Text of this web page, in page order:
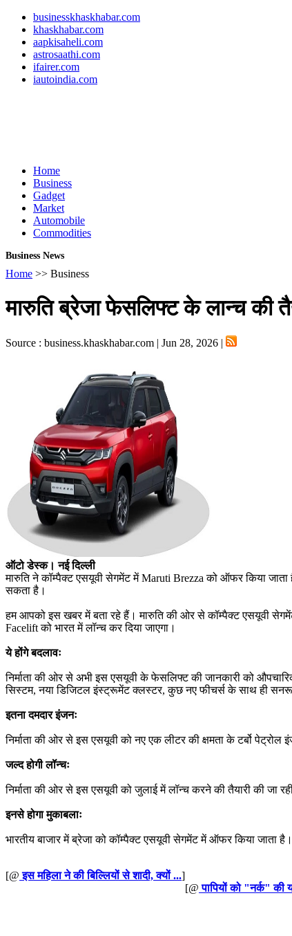
businesskhaskhabar.com
khaskhabar.com
aapkisaheli.com
astrosaathi.com
ifairer.com
iautoindia.com
Home
Business
Gadget
Market
Automobile
Commodities
Business News
Home >> Business
मारुति ब्रेजा फेसलिफ्ट के लान्च की
Source : business.khaskhabar.com | Jun 28, 2026 |
ऑटो डेस्क। नई दिल्ली
मारुति ने कॉम्पैक्ट एसयूवी सेगमेंट में Maruti Brezza को ऑफर किया
सकता है।
हम आपको इस खबर में बता रहे हैं। मारुति की ओर से कॉम्पैक्ट एसयूवी
Facelift को भारत में लॉन्च कर दिया जाएगा।
ये होंगे बदलावः
निर्माता की ओर से अभी इस एसयूवी के फेसलिफ्ट की जानकारी को
सिस्टम, नया डिजिटल इंस्ट्रूमेंट क्लस्टर, कुछ नए फीचर्स के साथ ही
इतना दमदार इंजनः
निर्माता की ओर से इस एसयूवी को नए एक लीटर की क्षमता के टर्बो
जल्द होगी लॉन्चः
निर्माता की ओर से इस एसयूवी को जुलाई में लॉन्च करने की तैयारी की जा
इनसे होगा मुकाबलाः
भारतीय बाजार में ब्रेजा को कॉम्पैक्ट एसयूवी सेगमेंट में ऑफर किया
[@ इस महिला ने की बिल्लियों से शादी, क्यों ...]
[@ पापियों को "नर्क" की